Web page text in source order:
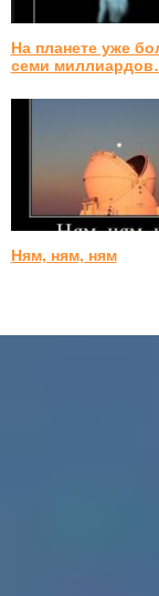
На планете уже
семи
Ням, ням, ням